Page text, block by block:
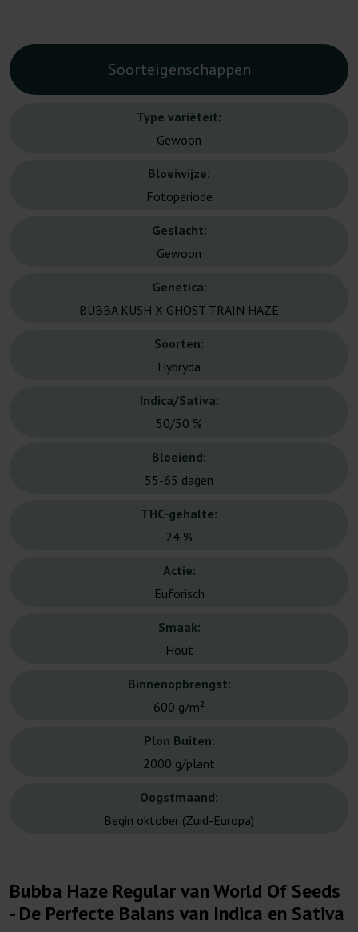
Soorteigenschappen
Type variëteit:
Gewoon
Bloeiwijze:
Fotoperiode
Geslacht:
Gewoon
Genetica:
BUBBA KUSH X GHOST TRAIN HAZE
Soorten:
Hybryda
Indica/Sativa:
50/50 %
Bloeiend:
55-65 dagen
THC-gehalte:
24 %
Actie:
Euforisch
Smaak:
Hout
Binnenopbrengst:
600 g/m²
Plon Buiten:
2000 g/plant
Oogstmaand:
Begin oktober (Zuid-Europa)
Bubba Haze Regular van World Of Seeds
- De Perfecte Balans van Indica en Sativa